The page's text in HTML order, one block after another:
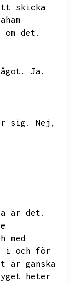
skicka
det.
Ja.
sig.
Nej,
är det.
med
i och för
är ganska
heter